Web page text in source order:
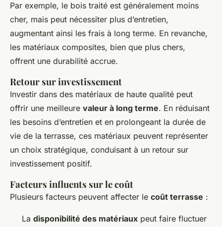
Par exemple, le bois traité est généralement moins
cher, mais peut nécessiter plus d’entretien,
augmentant ainsi les frais à long terme. En revanche,
les matériaux composites, bien que plus chers,
offrent une durabilité accrue.
Retour sur investissement
Investir dans des matériaux de haute qualité peut
offrir une meilleure valeur à long terme. En réduisant
les besoins d’entretien et en prolongeant la durée de
vie de la terrasse, ces matériaux peuvent représenter
un choix stratégique, conduisant à un retour sur
investissement positif.
Facteurs influents sur le coût
Plusieurs facteurs peuvent affecter le coût terrasse :
La disponibilité des matériaux peut faire fluctuer